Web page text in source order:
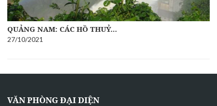
QUẢNG NAM: CÁC HỒ THUỶ…
27/10/2021
VĂN PHÒNG ĐẠI DIỆN